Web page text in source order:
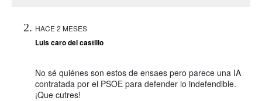
HACE 2 MESES
Luis caro del castillo
No sé quiénes son estos de ensaes pero parece una IA
contratada por el PSOE para defender lo indefendible.
¡Que cutres!